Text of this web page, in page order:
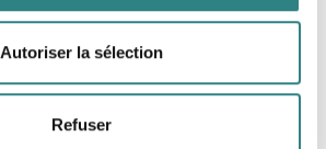
Autoriser la sélection
Refuser